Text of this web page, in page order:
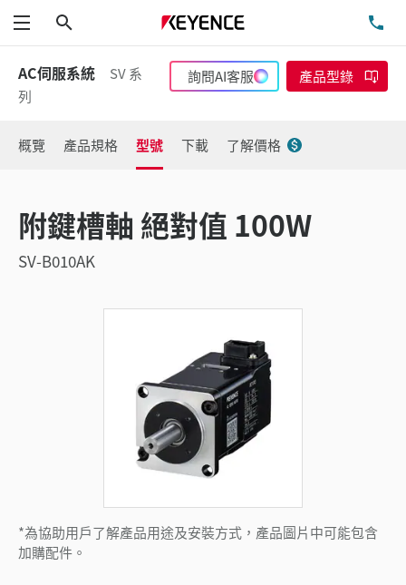
功能表
AC伺服系統
SV 系
列
詢問AI客服 產品型錄
概覽 產品規格 型號 下載 了解價格
附鍵槽軸 絕對值 100W
SV-B010AK
*為協助用戶了解產品用途及安裝方式，產品圖片中可能包含
加購配件。